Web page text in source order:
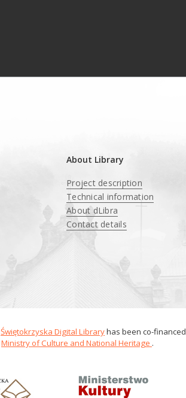
About Library
Project description
Technical information
About dLibra
Contact details
Świętokrzyska Digital Libraryhas been co-financed
Ministry of Culture and National Heritage .